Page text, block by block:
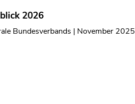
2026
Bundesverbands | November 2025